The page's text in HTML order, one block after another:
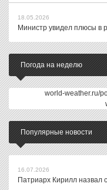
18.05.2026
Министр увидел плюсы в
Погода на неделю
world-weather.ru/
Популярные новости
16.07.2026
Патриарх Кирилл назвал